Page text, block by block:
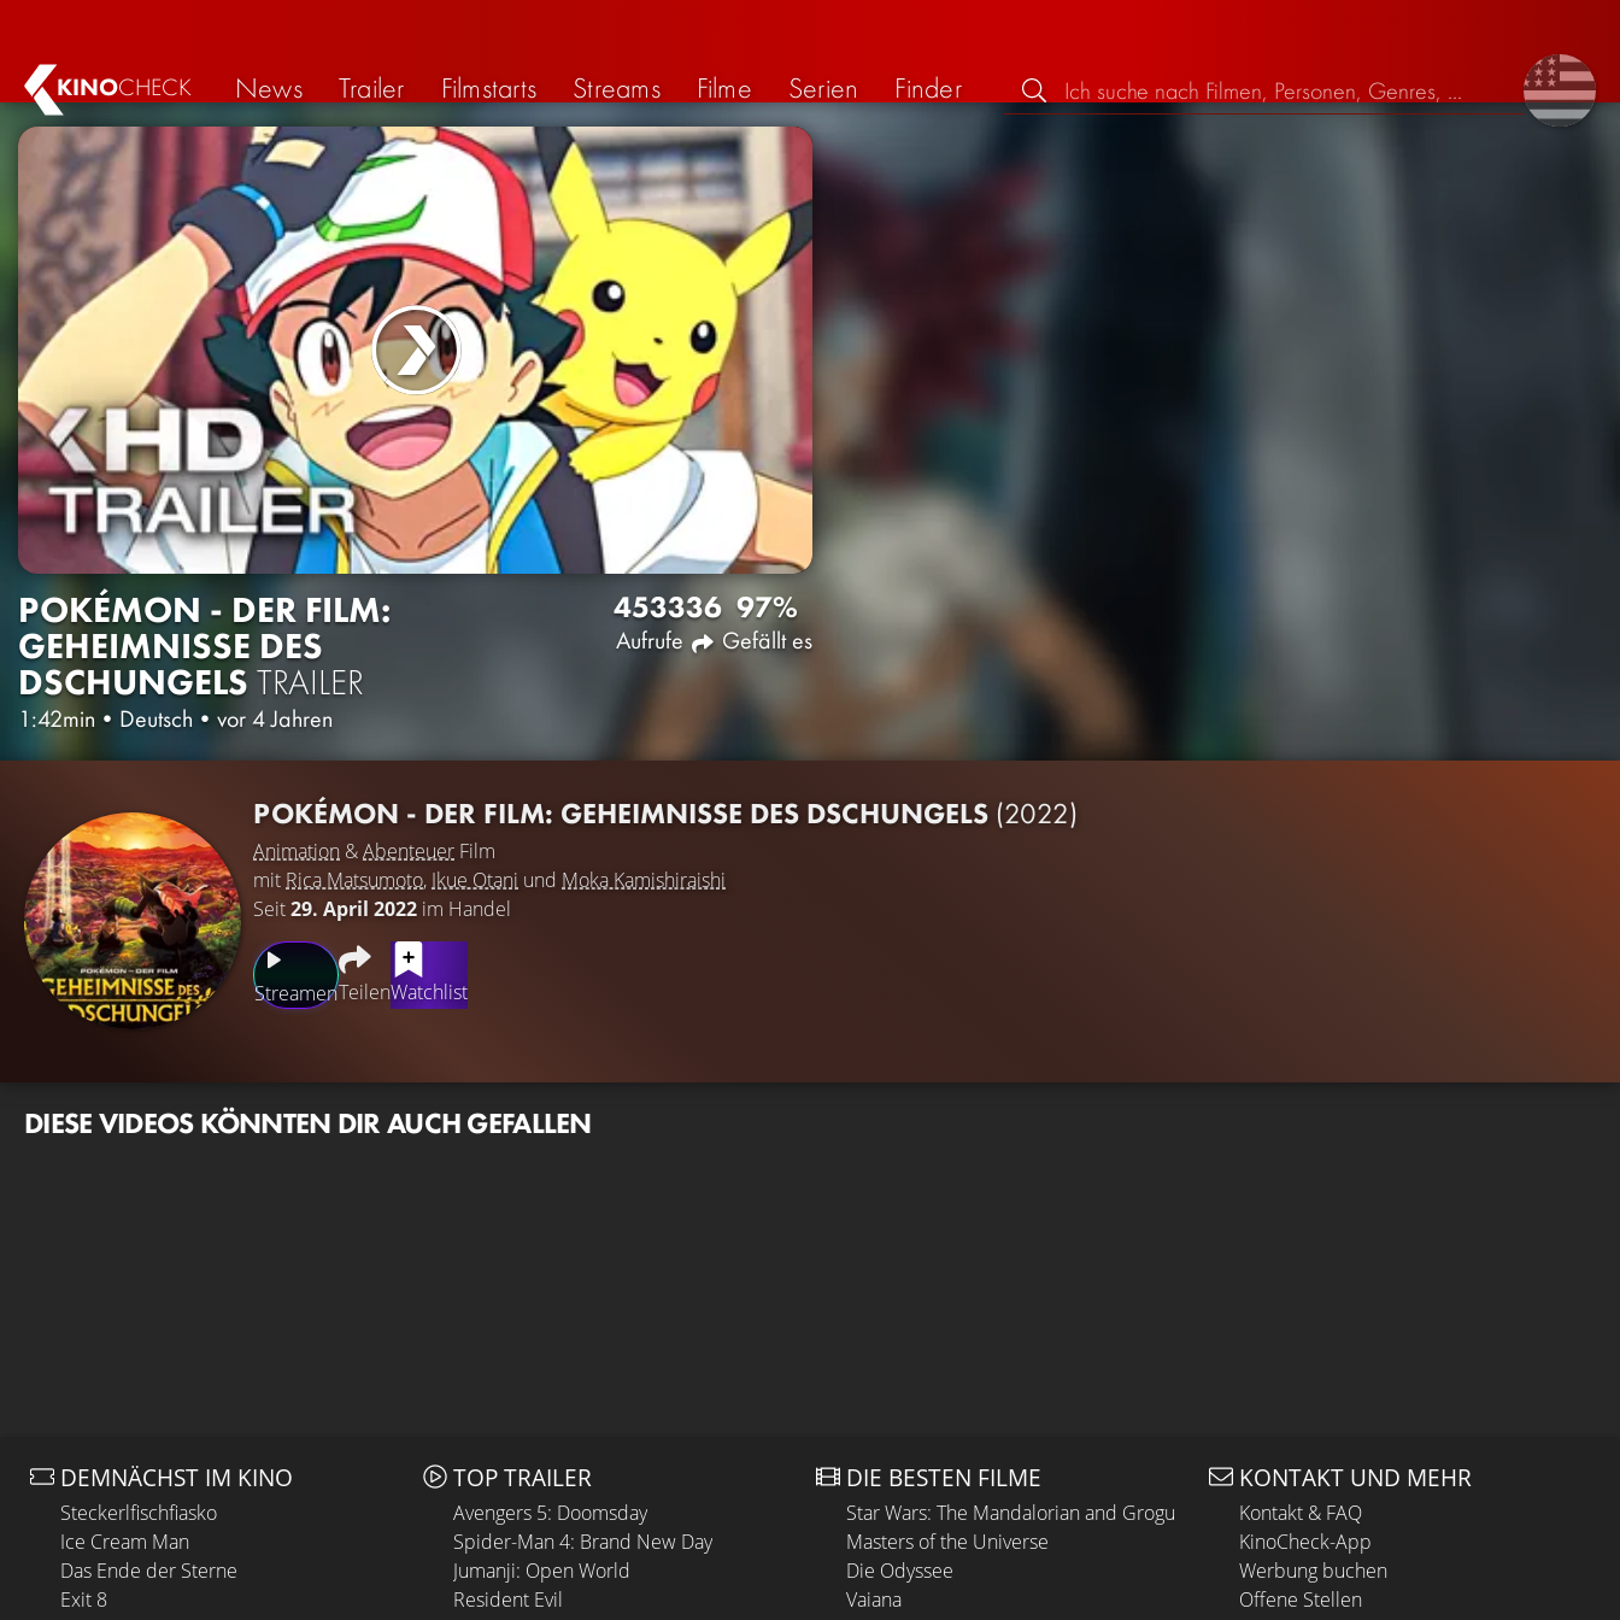
KINOCHECK News Trailer Filmstarts Streams Filme Serien Finder
POKÉMON - DER FILM:
GEHEIMNISSE DES
DSCHUNGELS TRAILER
1:42min • Deutsch • vor 4 Jahren
4533
Aufrufe
36 97%
Gefällt es
POKÉMON - DER FILM: GEHEIMNISSE DES DSCHUNGELS (2022)
Animation &Abenteuer Film
mit Rica Matsumoto, Ikue Otani und Moka Kamishiraishi
Seit29. April 2022 im Handel
StreamenTeilenWatchlist
DIESE VIDEOS KÖNNTEN DIR AUCH GEFALLEN
DEMNÄCHST IM KINO
Steckerlfischfiasko
Ice Cream Man
Das Ende der Sterne
Exit 8
TOP TRAILER
Avengers 5: Doomsday
Spider-Man 4: Brand New Day
Jumanji: Open World
Resident Evil
DIE BESTEN FILME
Star Wars: The Mandalorian and Grogu
Masters of the Universe
Die Odyssee
Vaiana
KONTAKT UND MEHR
Kontakt & FAQ
KinoCheck-App
Werbung buchen
Offene Stellen